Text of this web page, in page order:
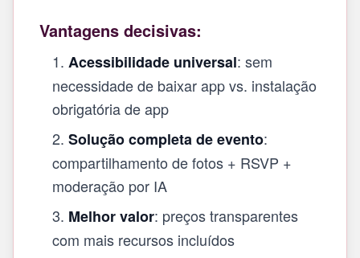
Vantagens decisivas:
Acessibilidade universal: sem
necessidade de baixar app vs. instalação
obrigatória de app
Solução completa de evento:
compartilhamento de fotos + RSVP +
moderação por IA
Melhor valor: preços transparentes
com mais recursos incluídos